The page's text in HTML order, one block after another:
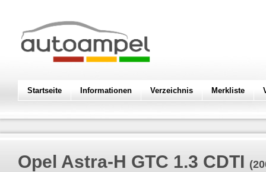
Startseite Informationen Verzeichnis Merkliste
Opel Astra-H GTC 1.3 CDTI